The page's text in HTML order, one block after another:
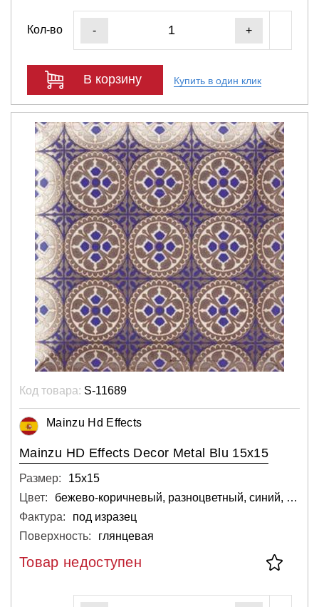
Кол-во - +
В корзину Купить в один клик
Код товара: S-11689
Mainzu Hd Effects
Mainzu HD Effects Decor Metal Blu 15x15
Размер:
15х15
Цвет:
бежево-коричневый, разноцветный, синий, коричневый
Фактура:
под изразец
Поверхность:
глянцевая
Товар недоступен